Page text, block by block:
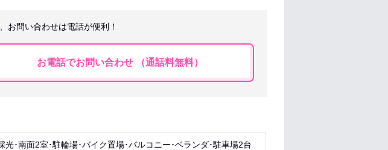
お問い合わせは電話が便利！
お電話でお問い合わせ （通話料無料）
･南面2室･駐輪場･バイク置場･バルコニー･ベランダ･駐車場2台